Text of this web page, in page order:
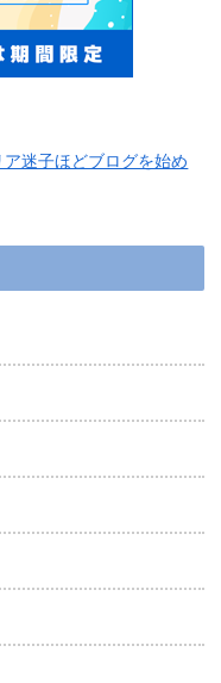
迷子ほどブログを始め